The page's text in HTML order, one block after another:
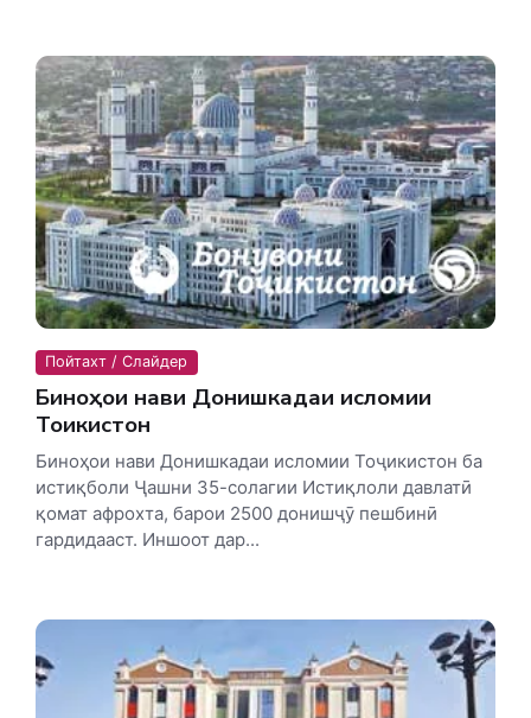
Пойтахт / Слайдер
Биноҳои нави Донишкадаи исломии
Тоҷикистон
Биноҳои нави Донишкадаи исломии Тоҷикистон ба
истиқболи Ҷашни 35-солагии Истиқлоли давлатӣ
қомат афрохта, барои 2500 донишҷӯ пешбинӣ
гардидааст. Иншоот дар...